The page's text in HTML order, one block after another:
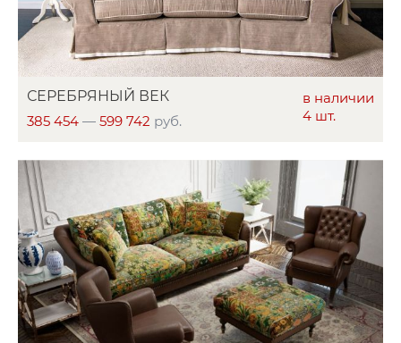
в наличии
4 шт.
СЕРЕБРЯНЫЙ ВЕК
385 454 — 599 742 руб.